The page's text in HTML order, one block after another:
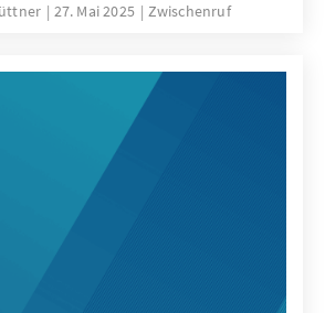
27. Mai 2025 Zwischenruf